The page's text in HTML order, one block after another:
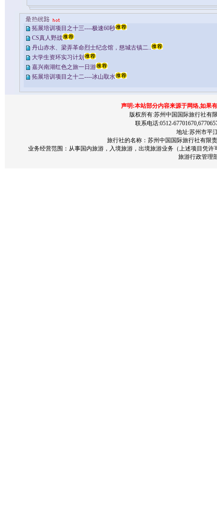
拓展培训项目之十三----极速60秒
CS真人野战
丹山赤水、梁弄革命烈士纪念馆，慈城古镇二..
大学生资环实习计划
嘉兴南湖红色之旅一日游
拓展培训项目之十二----冰山取水
声明:本站部分内容来源于网络,如果
版权所有:苏州中国国际旅行社有限
联系电话:0512-
地址:苏州市平
旅行社的名称：苏州中国国际旅行社有
业务经营范围：从事国内旅游，入境旅游，出境旅游业务（上述项目凭
旅游行政管理